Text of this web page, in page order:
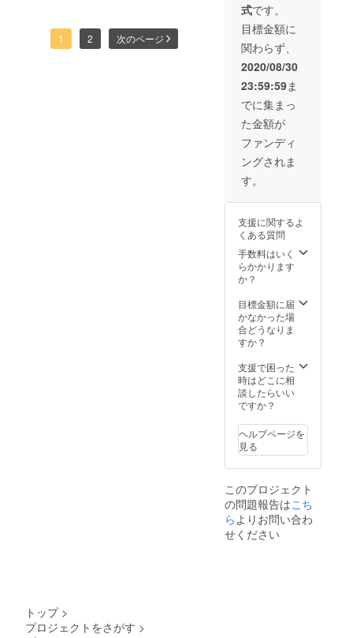
1 2 次のページ
式です。
目標金額に
関わらず、
2020/08/30
23:59:59ま
でに集まっ
た金額が
ファンディ
ングされま
す。
支援に関するよ
くある質問
手数料はいく
らかかります
か？
目標金額に届
かなかった場
合どうなりま
すか？
支援で困った
時はどこに相
談したらいい
ですか？
ヘルプページを
見る
このプロジェクト
の問題報告はこち
らよりお問い合わ
せください
トップ >
プロジェクトをさがす >